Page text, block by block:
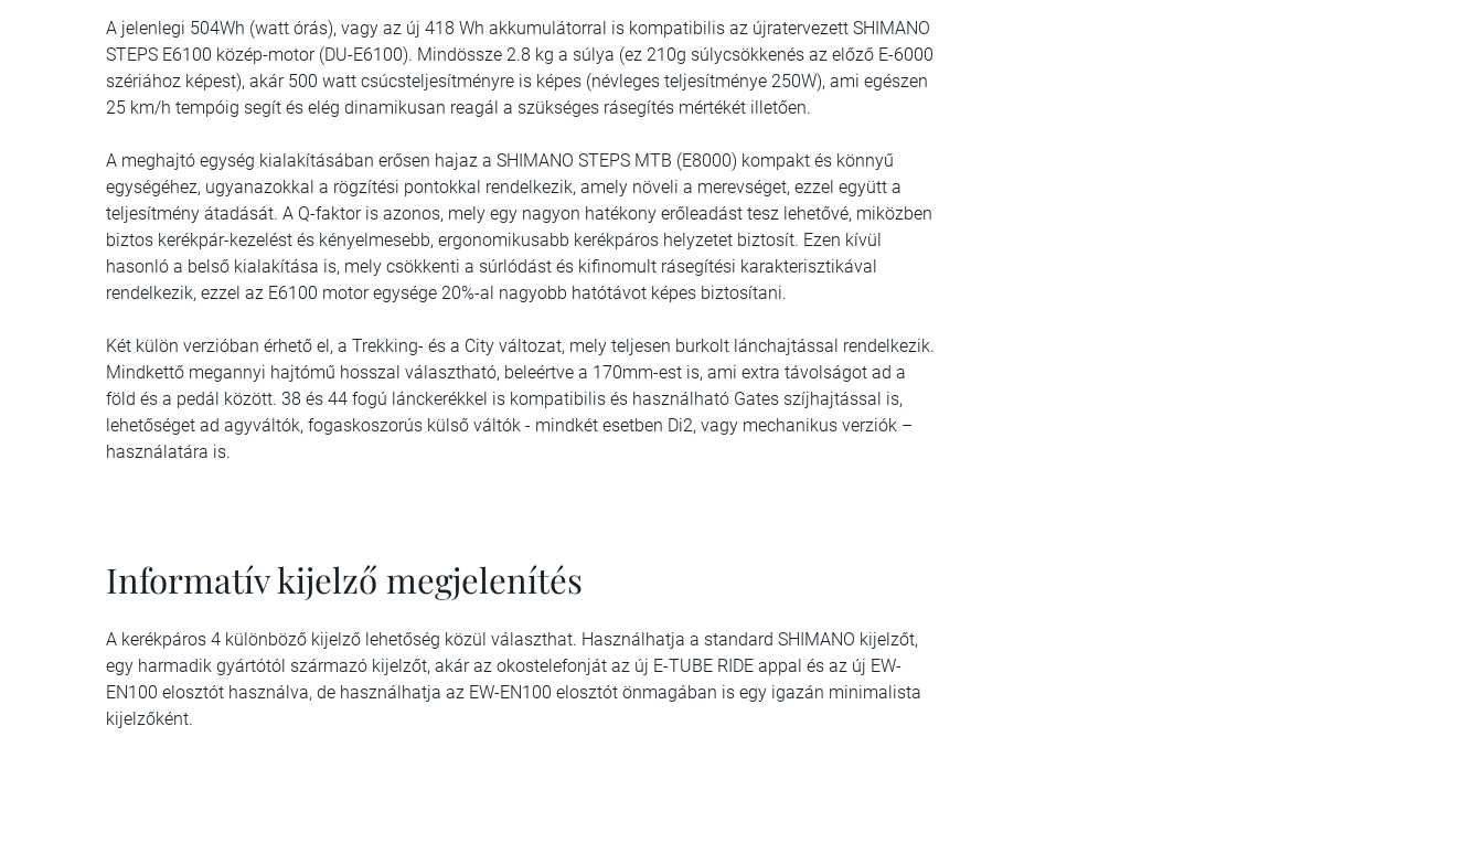
A jelenlegi 504Wh (watt órás), vagy az új 418 Wh akkumulátorral is kompatibilis az újratervezett SHIMANO
STEPS E6100 közép-motor (DU-E6100). Mindössze 2.8 kg a súlya (ez 210g súlycsökkenés az előző E-6000
szériához képest), akár 500 watt csúcsteljesítményre is képes (névleges teljesítménye 250W), ami egészen
25 km/h tempóig segít és elég dinamikusan reagál a szükséges rásegítés mértékét illetően.
A meghajtó egység kialakításában erősen hajaz a SHIMANO STEPS MTB (E8000) kompakt és könnyű
egységéhez, ugyanazokkal a rögzítési pontokkal rendelkezik, amely növeli a merevséget, ezzel együtt a
teljesítmény átadását. A Q-faktor is azonos, mely egy nagyon hatékony erőleadást tesz lehetővé, miközben
biztos kerékpár-kezelést és kényelmesebb, ergonomikusabb kerékpáros helyzetet biztosít. Ezen kívül
hasonló a belső kialakítása is, mely csökkenti a súrlódást és kifinomult rásegítési karakterisztikával
rendelkezik, ezzel az E6100 motor egysége 20%-al nagyobb hatótávot képes biztosítani.
Két külön verzióban érhető el, a Trekking- és a City változat, mely teljesen burkolt lánchajtással rendelkezik.
Mindkettő megannyi hajtómű hosszal választható, beleértve a 170mm-est is, ami extra távolságot ad a
föld és a pedál között. 38 és 44 fogú lánckerékkel is kompatibilis és használható Gates szíjhajtással is,
lehetőséget ad agyváltók, fogaskoszorús külső váltók - mindkét esetben Di2, vagy mechanikus verziók –
használatára is.
Informatív kijelző megjelenítés
A kerékpáros 4 különböző kijelző lehetőség közül választhat. Használhatja a standard SHIMANO kijelzőt,
egy harmadik gyártótól származó kijelzőt, akár az okostelefonját az új E-TUBE RIDE appal és az új EW-
EN100 elosztót használva, de használhatja az EW-EN100 elosztót önmagában is egy igazán minimalista
kijelzőként.